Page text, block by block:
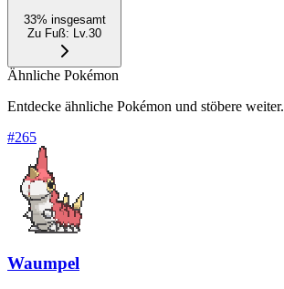
33% insgesamt
Zu Fuß: Lv.30
Ähnliche Pokémon
Entdecke ähnliche Pokémon und stöbere weiter.
#265
Waumpel